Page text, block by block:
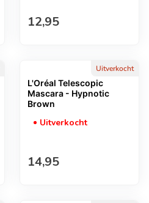
Normale prijs
12,95
Uitverkocht
L'Oréal Telescopic
Mascara - Hypnotic
Brown
Uitverkocht
Normale prijs
14,95